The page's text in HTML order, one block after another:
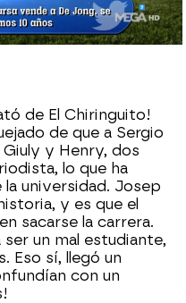
02:20
de El Chiringuito!
de que a Sergio
y Henry, dos
lo que ha
universidad. Josep
y es que el
sacarse la carrera.
un mal estudiante,
Eso sí, llegó un
con un